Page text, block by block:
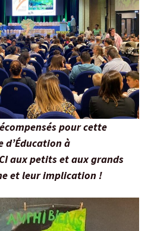
pour cette
d’Éducation à
aux petits et aux grands
et leur implication !